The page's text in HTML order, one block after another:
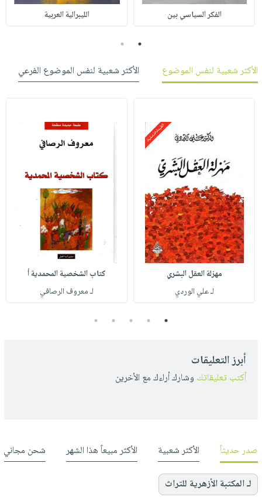
الفكر السياسي بين الليبرالية العربية
1
2
الأكثر شعبية لنفس الموضوع
الأكثر شعبية لنفس الموضوع الفرعي
مهزلة العقل البشري
لـ علي الوردي
كتاب الشخصية المحمدية أ
لـ معروف الرصافي
1
2
3
4
5
أبرز التعليقات
أكتب تعليقاتك وشارك أراءك مع الأخرين
صدر حديثاً الأكثر شعبية الأكثر مبيعاً هذا الشهر شحن مجاني
لـ المكتبة الأزهرية للتراث